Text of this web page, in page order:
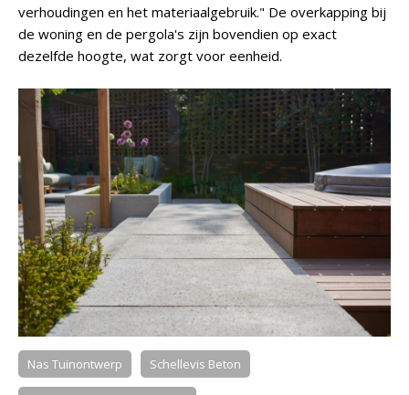
verhoudingen en het materiaalgebruik." De overkapping bij
de woning en de pergola's zijn bovendien op exact
dezelfde hoogte, wat zorgt voor eenheid.
Nas Tuinontwerp Schellevis Beton